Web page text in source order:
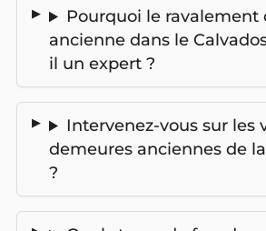
Pourquoi le ravalement
ancienne dans le
il un expert ?
Intervenez-vous sur les
demeures anciennes de
?